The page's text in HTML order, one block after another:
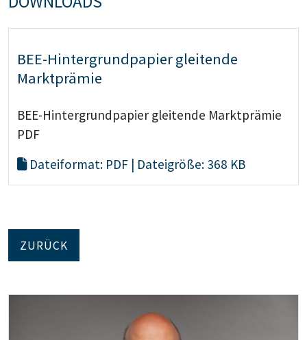
BEE-Hintergrundpapier gleitende
Marktprämie
BEE-Hintergrundpapier gleitende Marktprämie
PDF
Dateiformat: PDF | Dateigröße: 368 KB
ZURÜCK